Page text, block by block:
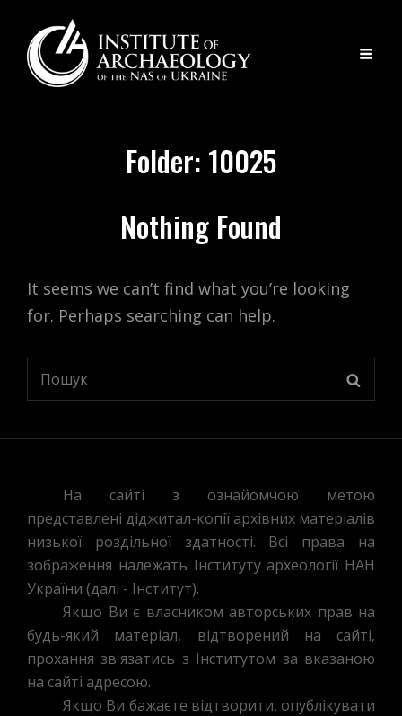
Folder: 10025
Nothing Found
It seems we can’t find what you’re looking
for. Perhaps searching can help.
Search
for:
На сайті з ознайомчою метою
представлені діджитал-копії архівних матеріалів
низької роздільної здатності. Всі права на
зображення належать Інституту археології НАН
України (далі - Інститут).
Якщо Ви є власником авторських прав на
будь-який матеріал, відтворений на сайті,
прохання зв'язатись з Інститутом за вказаною
на сайті адресою.
Якщо Ви бажаєте відтворити, опублікувати